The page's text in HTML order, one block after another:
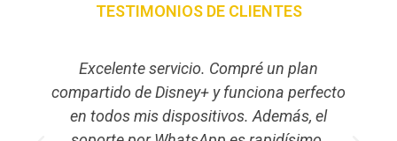
TESTIMONIOS DE CLIENTES
Excelente servicio. Compré un plan
compartido de Disney+ y funciona perfecto
en todos mis dispositivos. Además, el